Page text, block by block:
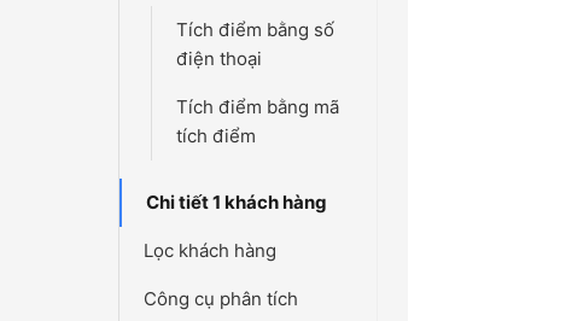
Tích điểm bằng số
điện thoại
Tích điểm bằng mã
tích điểm
Chi tiết 1 khách hàng
Lọc khách hàng
Công cụ phân tích